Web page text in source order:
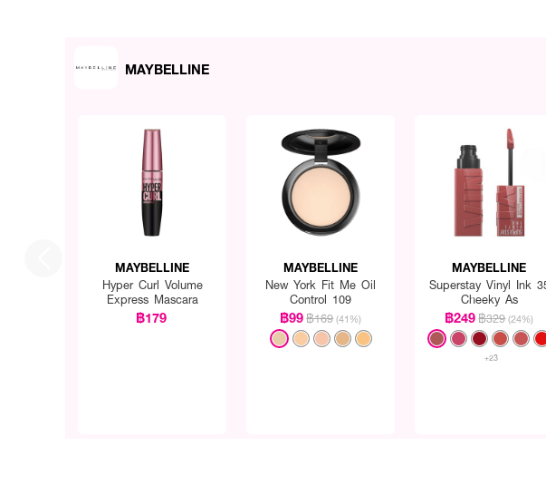
MAYBELLINE
MAYBELLINE
Hyper Curl Volume
Express Mascara
฿179
MAYBELLINE
New York Fit Me Oil
Control 109
฿99฿169 (41%)
MAYBELLINE
Superstay Vinyl Ink
Cheeky As
฿249฿329 (24%)
+23